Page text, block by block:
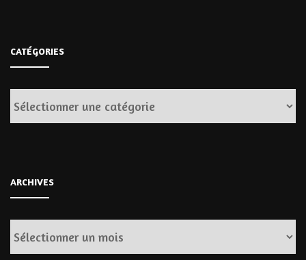
CATÉGORIES
Catégories
ARCHIVES
Archives